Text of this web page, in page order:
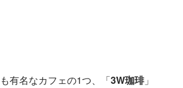
有名なカフェの1つ、「3W珈琲」